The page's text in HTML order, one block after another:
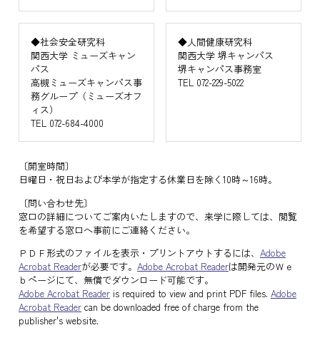
◆社会安全研究科
関西大学 ミューズキャン
パス
高槻ミューズキャンパス事
務グループ（ミューズオフ
ィス）
TEL 072-684-4000
◆人間健康研究科
関西大学 堺キャンパス
堺キャンパス事務室
TEL 072-229-5022
〔開室時間〕
日曜日・祝日および本学が指定する休業日を除く10時～16時。
〔問い合わせ先〕
窓口の詳細についてご案内いたしますので、来学に際しては、閲覧
を希望する窓口へ事前にご連絡ください。
ＰＤＦ形式のファイルを表示・プリントアウトするには、 Adobe
Acrobat Readerが必要です。 Adobe Acrobat Readerは開発元のＷｅ
ｂページにて、無償でダウンロード可能です。
Adobe Acrobat Reader is required to view and print PDF files. Adobe
Acrobat Reader can be downloaded free of charge from the
publisher's website.